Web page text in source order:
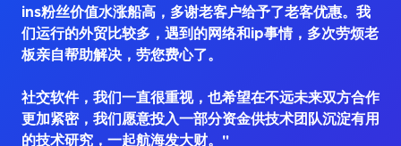
ins粉丝价值水涨船高，多谢老客户给予了老客优惠。我
们运行的外贸比较多，遇到的网络和ip事情，多次劳烦老
板亲自帮助解决，劳您费心了。
社交软件，我们一直很重视，也希望在不远未来双方合作
更加紧密，我们愿意投入一部分资金供技术团队沉淀有用
的技术研究，一起航海发大财。"